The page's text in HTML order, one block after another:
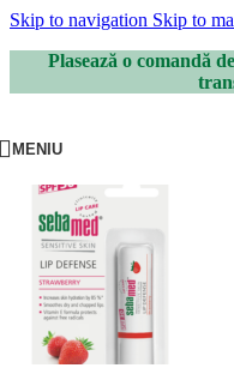
Skip to navigation Skip to
Plasează o comandă
MENIU